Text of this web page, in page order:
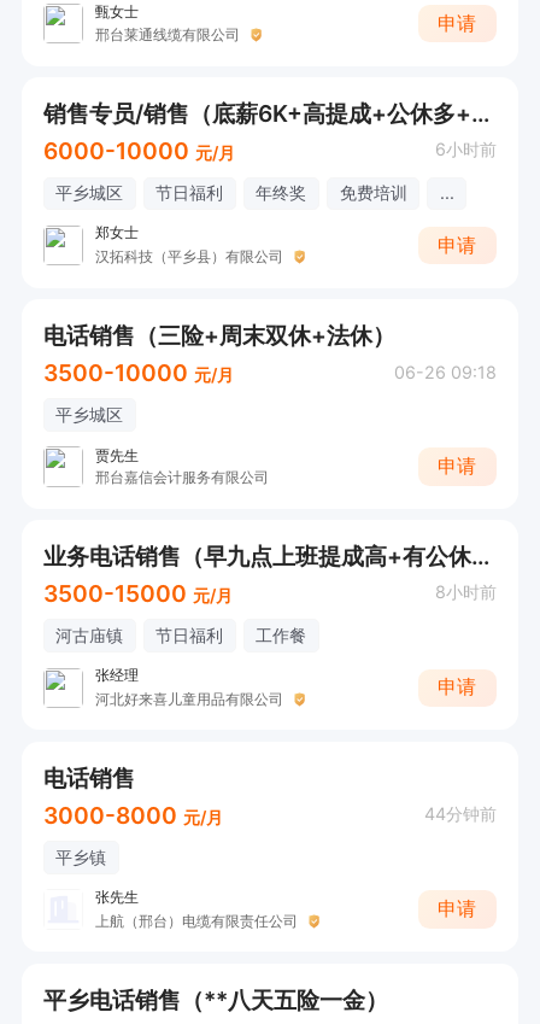
甄女士
邢台莱通线缆有限公司
申请
销售专员/销售（底薪6K+高提成+公休多+工作7小时）
6000-10000 元/月 6小时前
平乡城区 节日福利 年终奖 免费培训 ...
郑女士
汉拓科技（平乡县）有限公司
申请
电话销售（三险+周末双休+法休）
3500-10000 元/月 06-26 09:18
平乡城区
贾先生
邢台嘉信会计服务有限公司
申请
业务电话销售（早九点上班提成高+有公休+管吃）
3500-15000 元/月 8小时前
河古庙镇 节日福利 工作餐
张经理
河北好来喜儿童用品有限公司
申请
电话销售
3000-8000 元/月 44分钟前
平乡镇
张先生
上航（邢台）电缆有限责任公司
申请
平乡电话销售（**八天五险一金）